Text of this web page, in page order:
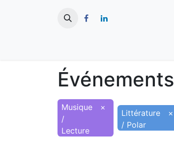
Événements
Musique
/
Lecture
×
Littérature
/ Polar
×